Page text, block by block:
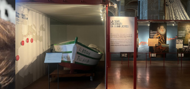
Museu Marítim – 7
vaixells, 7 històries
Campanyes culturals Estratègia
comunicació i PR